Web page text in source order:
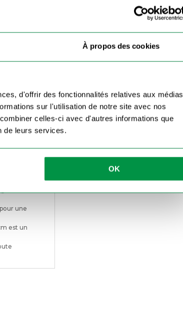
À propos des cookies
d'offrir des fonctionnalités relatives aux médias
sur l'utilisation de notre site avec nos
celles-ci avec d'autres informations que
de leurs services.
OK
la
sandows
le
une
est un